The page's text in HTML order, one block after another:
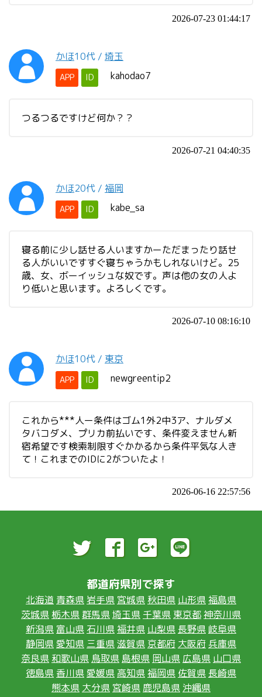
2026-07-23 01:44:17
かほ10代 / 埼玉
APP ID kahodao7
つるつるですけど何か？？
2026-07-21 04:40:35
かほ20代 / 福岡
APP ID kabe_sa
寝る前に少し話せる人いますかーただまったり話せ
る人がいいですすぐ寝ちゃうかもしれないけど。25
歳、女、ボーイッシュな奴です。声は他の女の人よ
り低いと思います。よろしくです。
2026-07-10 08:16:10
かほ10代 / 東京
APP ID newgreentip2
これから***人ー条件はゴム1外2中3ア、ナルダメ
タバコダメ、プリカ前払いです、条件変えません新
宿希望です検索制限すぐかかるから条件平気な人き
て！これまでのIDに2がついたよ！
2026-06-16 22:57:56
都道府県別で探す
北海道 青森県 岩手県 宮城県 秋田県 山形県福島県
茨城県 栃木県群馬県埼玉県 千葉県 東京都神奈川県
新潟県 富山県 石川県福井県 山梨県 長野県 岐阜県
静岡県愛知県 三重県滋賀県 京都府 大阪府 兵庫県
奈良県 和歌山県 鳥取県 島根県 岡山県 広島県 山口県
徳島県 香川県愛媛県 高知県福岡県 佐賀県 長崎県
熊本県 大分県 宮崎県 鹿児島県 沖縄県